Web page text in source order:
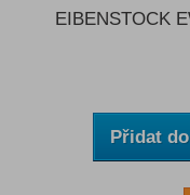
EIBENSTOCK
Přidat